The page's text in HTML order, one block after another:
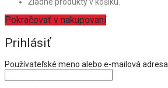
Žiadne produkty v košíku.
Pokračovať v nakupovaní
Prihlásiť
Používateľské meno alebo e-mailová adresa